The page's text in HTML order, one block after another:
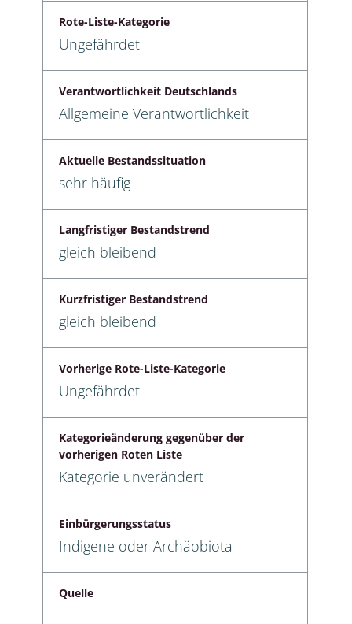
Rote-Liste-Kategorie
Ungefährdet
Verantwortlichkeit Deutschlands
Allgemeine Verantwortlichkeit
Aktuelle Bestandssituation
sehr häufig
Langfristiger Bestandstrend
gleich bleibend
Kurzfristiger Bestandstrend
gleich bleibend
Vorherige Rote-Liste-Kategorie
Ungefährdet
Kategorieänderung gegenüber der
vorherigen Roten Liste
Kategorie unverändert
Einbürgerungsstatus
Indigene oder Archäobiota
Quelle